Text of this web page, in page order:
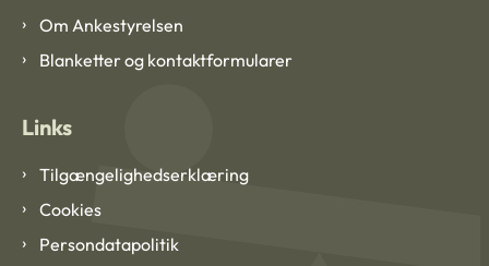
Om Ankestyrelsen
Blanketter og kontaktformularer
Links
Tilgængelighedserklæring
Cookies
Persondatapolitik